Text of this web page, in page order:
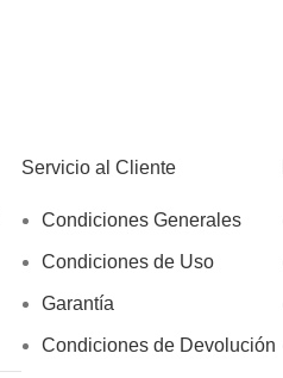
Servicio al Cliente
Condiciones Generales
Condiciones de Uso
Garantía
Condiciones de Devolución